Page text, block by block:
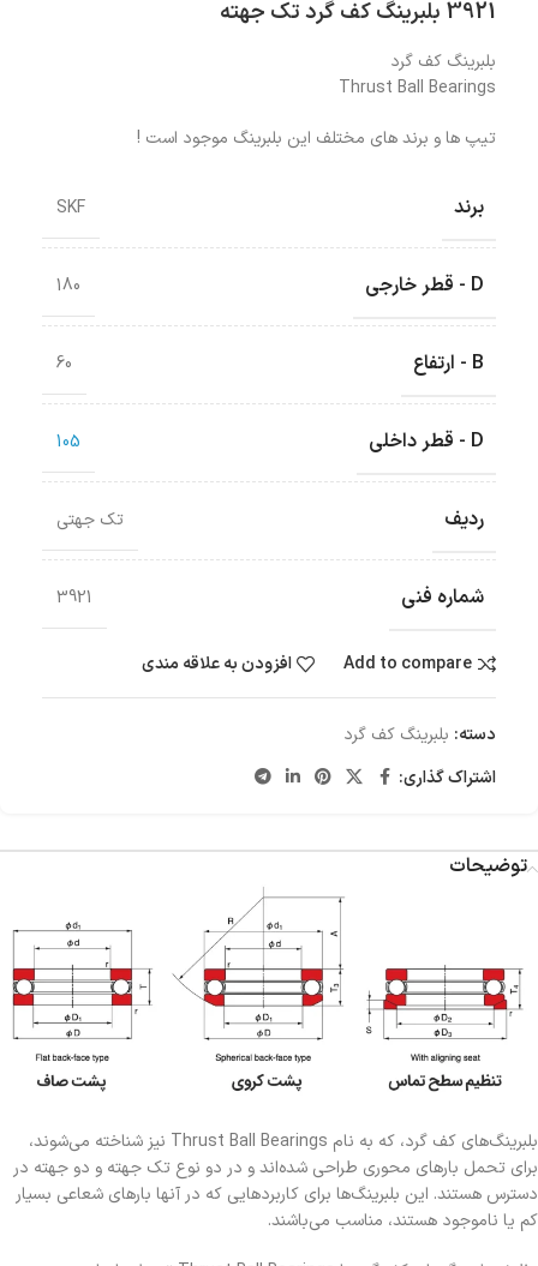
3921 بلبرینگ کف گرد تک جهته
بلبرینگ کف گرد
Thrust Ball Bearings
تیپ ها و برند های مختلف این بلبرینگ موجود است !
برند SKF
D - قطر خارجی 180
B - ارتفاع 60
D - قطر داخلی 105
ردیف تک جهتی
شماره فنی 3921
Add to compare افزودن به علاقه مندی
دسته: بلبرینگ کف گرد
اشتراک گذاری:
توضیحات
بلبرینگ‌های کف گرد، که به نام Thrust Ball Bearings نیز شناخته می‌شوند،
برای تحمل بارهای محوری طراحی شده‌اند و در دو نوع تک جهته و دو جهته در
دسترس هستند. این بلبرینگ‌ها برای کاربردهایی که در آنها بارهای شعاعی بسیار
کم یا ناموجود هستند، مناسب می‌باشند.